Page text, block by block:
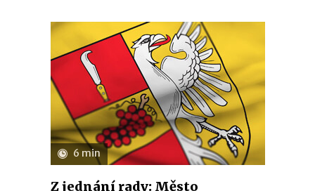
6 min
Z jednání rady: Město